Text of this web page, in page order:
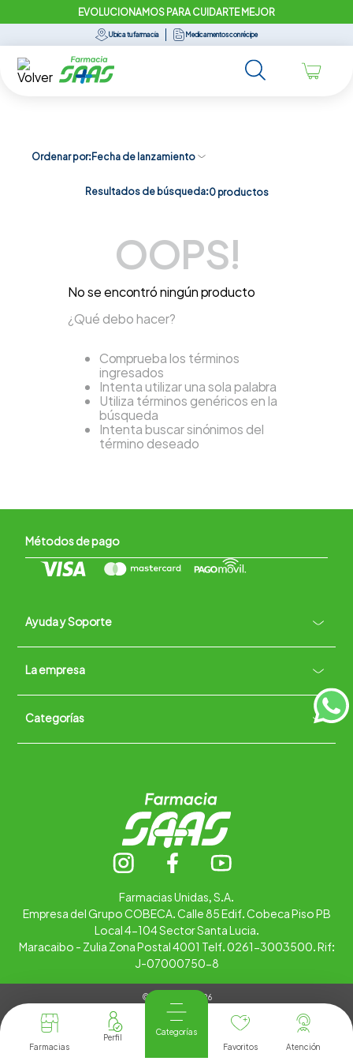
EVOLUCIONAMOS PARA CUIDARTE MEJOR
Ubica tu farmacia Medicamentos con récipe
Farmacias
Categorías
Favoritos
Atención
Ordenar por Fecha de lanzamiento
Resultados de búsqueda:0 productos
OOPS!
No se encontró ningún producto
¿Qué debo hacer?
Comprueba los términos
ingresados
Intenta utilizar una sola palabra
Utiliza términos genéricos en la
búsqueda
Intenta buscar sinónimos del
término deseado
Métodos de pago
Ayuda y Soporte +
Contacto vía WhatsApp
Términos y condiciones
La empresa +
Quiénes somos
Trabaja con nosotros
Categorías +
Farmacias Unidas, S.A.
Empresa del Grupo COBECA. Calle 85 Edif. Cobeca Piso PB
Local 4-104 Sector Santa Lucia.
Maracaibo - Zulia Zona Postal 4001 Telf. 0261-3003500. Rif:
J-07000750-8
© Copyright 2026
Tienda Virtual desarrollada por
Tecnología